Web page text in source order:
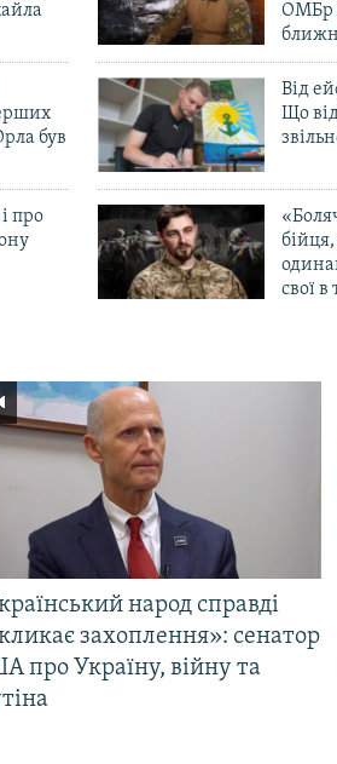
ОМБр
був
Від
Що
про
свої
народ справді
захоплення»: сенатор
про Україну, війну та